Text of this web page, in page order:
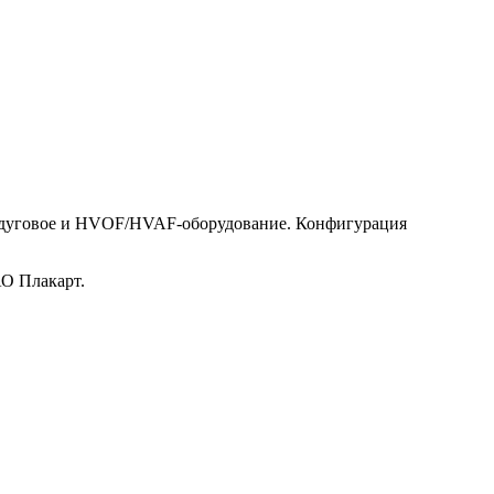
и HVOF/HVAF-оборудование. Конфигурация
Плакарт.